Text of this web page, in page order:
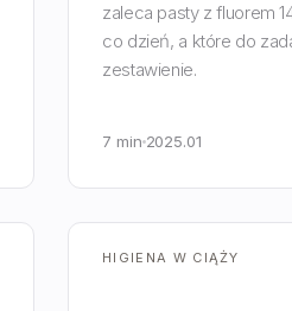
zaleca pasty z fluorem
co dzień, a które do
zestawienie.
7 min 2025.01
HIGIENA W CIĄŻY